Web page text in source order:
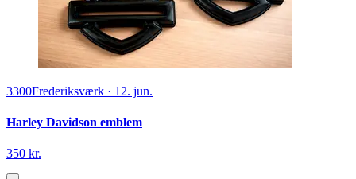
3300Frederiksværk · 12. jun.
Harley Davidson emblem
350 kr.